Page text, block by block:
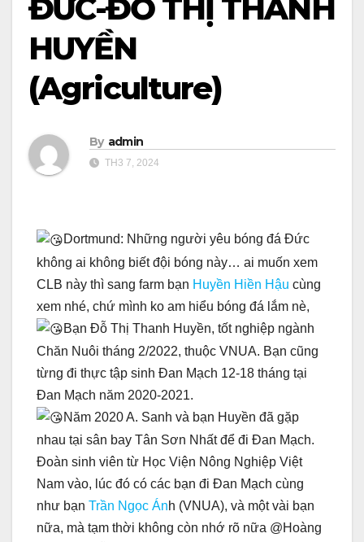
ĐỨC-ĐỖ THỊ THANH
HUYỀN
(Agriculture)
By admin
TH3 7, 2024
Dortmund: Những người yêu bóng đá Đức
không ai không biết đội bóng này… ai muốn xem
CLB này thì sang farm bạn Huyền Hiền Hậu cùng
xem nhé, chứ mình ko am hiểu bóng đá lắm nè,
Bạn Đỗ Thị Thanh Huyền, tốt nghiệp ngành
Chăn Nuôi tháng 2/2022, thuộc VNUA. Bạn cũng
từng đi thực tập sinh Đan Mạch 12-18 tháng tại
Đan Mạch năm 2020-2021.
Năm 2020 A. Sanh và bạn Huyền đã gặp
nhau tại sân bay Tân Sơn Nhất để đi Đan Mạch.
Đoàn sinh viên từ Học Viện Nông Nghiệp Việt
Nam vào, lúc đó có các bạn đi Đan Mạch cùng
như bạn Trần Ngọc Ánh (VNUA), và một vài bạn
nữa, mà tạm thời không còn nhớ rõ nữa @Hoàng